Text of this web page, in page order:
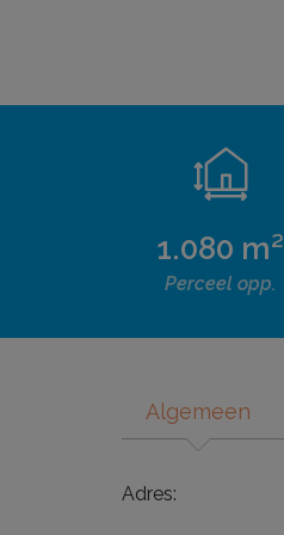
1.080 m²
Perceel opp.
Algemeen
Adres: